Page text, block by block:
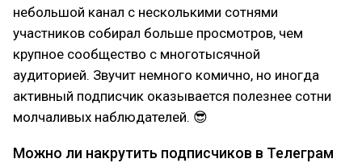
небольшой канал с несколькими сотнями
участников собирал больше просмотров, чем
крупное сообщество с многотысячной
аудиторией. Звучит немного комично, но иногда
активный подписчик оказывается полезнее сотни
молчаливых наблюдателей. 😎
Можно ли накрутить подписчиков в Телеграм